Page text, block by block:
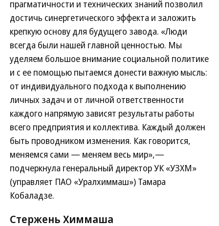
прагматичности и технических знаний позволил
достичь синергетического эффекта и заложить
крепкую основу для будущего завода. «Люди
всегда были нашей главной ценностью. Мы
уделяем большое внимание социальной политике
и с ее помощью пытаемся донести важную мысль:
от индивидуального подхода к выполнению
личных задач и от личной ответственности
каждого напрямую зависят результаты работы
всего предприятия и коллектива. Каждый должен
быть проводником изменения. Как говорится,
меняемся сами — меняем весь мир»,—
подчеркнула генеральный директор УК «УЗХМ»
(управляет ПАО «Уралхиммаш») Тамара
Кобаладзе.
Стержень Химмаша